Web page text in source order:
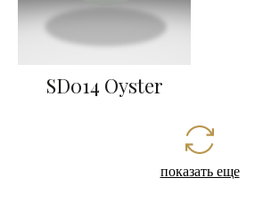
SD014 Oyster
показать еще